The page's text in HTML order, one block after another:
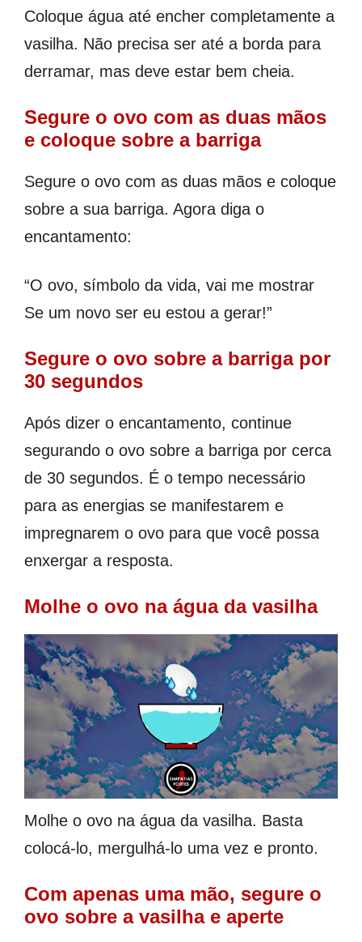
Coloque água até encher completamente a
vasilha. Não precisa ser até a borda para
derramar, mas deve estar bem cheia.
Segure o ovo com as duas mãos
e coloque sobre a barriga
Segure o ovo com as duas mãos e coloque
sobre a sua barriga. Agora diga o
encantamento:
“O ovo, símbolo da vida, vai me mostrar
Se um novo ser eu estou a gerar!”
Segure o ovo sobre a barriga por
30 segundos
Após dizer o encantamento, continue
segurando o ovo sobre a barriga por cerca
de 30 segundos. É o tempo necessário
para as energias se manifestarem e
impregnarem o ovo para que você possa
enxergar a resposta.
Molhe o ovo na água da vasilha
Molhe o ovo na água da vasilha. Basta
colocá-lo, mergulhá-lo uma vez e pronto.
Com apenas uma mão, segure o
ovo sobre a vasilha e aperte